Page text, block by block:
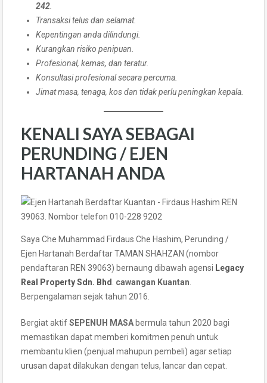
242
Transaksi telus dan selamat.
Kepentingan anda dilindungi.
Kurangkan risiko penipuan.
Profesional, kemas, dan teratur.
Konsultasi profesional secara percuma.
Jimat masa, tenaga, kos dan tidak perlu peningkan kepala.
KENALI SAYA SEBAGAI
PERUNDING / EJEN
HARTANAH ANDA
Saya Che Muhammad Firdaus Che Hashim, Perunding /
Ejen Hartanah Berdaftar TAMAN SHAHZAN (nombor
pendaftaran REN 39063) bernaung dibawah agensi Legacy
Real Property Sdn. Bhd
cawangan Kuantan
Berpengalaman sejak tahun 2016.
Bergiat aktifSEPENUH MASA bermula tahun 2020 bagi
memastikan dapat memberi komitmen penuh untuk
membantu klien (penjual mahupun pembeli) agar setiap
urusan dapat dilakukan dengan telus, lancar dan cepat.